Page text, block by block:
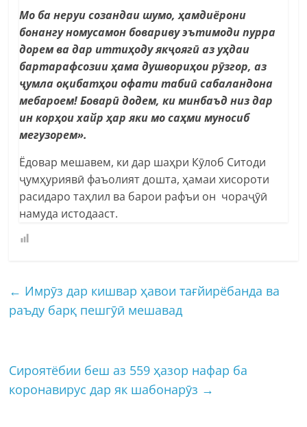
Мо ба неруи созандаи шумо, ҳамдиёрони
бонангу номусамон бовариву эътимоди пурра
дорем ва дар иттиҳоду якҷоягӣ аз уҳдаи
бартарафсозии ҳама душвориҳои рӯзгор, аз
ҷумла оқибатҳои офати табиӣ сабаландона
мебароем! Боварӣ додем, ки минбаъд низ дар
ин корҳои хайр ҳар яки мо саҳми муносиб
мегузорем».
Ёдовар мешавем, ки дар шаҳри Кӯлоб Ситоди
ҷумҳуриявӣ фаъолият дошта, ҳамаи хисороти
расидаро таҳлил ва барои рафъи он чораҷӯӣ
намуда истодааст.
← Имрӯз дар кишвар ҳавои тағйирёбанда ва
раъду барқ пешгӯӣ мешавад
Сироятёбии беш аз 559 ҳазор нафар ба
коронавирус дар як шабонарӯз →